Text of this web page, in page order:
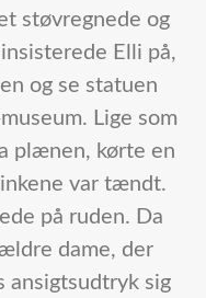
støvregnede og
Elli på,
og se statuen
Lige som
plænen, kørte en
var tændt.
på ruden. Da
dame, der
ansigtsudtryk sig